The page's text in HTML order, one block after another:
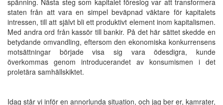
staten från att vara en simpel beväpnad väktare för kapitalets
intressen, till att självt bli ett produktivt element inom kapitalismen.
Med andra ord från kassör till bankir. På det här sättet skedde en
betydande omvandling, eftersom den ekonomiska konkurrensens
motsättningar började visa sig vara ödesdigra, kunde
överkommas genom introducerandet av konsumismen i det
proletära samhällskiktet.
Idag står vi inför en annorlunda situation, och jag ber er, kamrater,